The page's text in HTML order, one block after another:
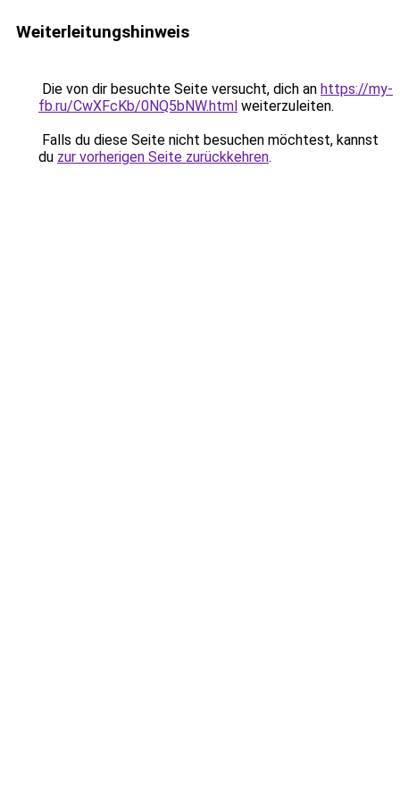
Weiterleitungshinweis
Die von dir besuchte Seite versucht, dich an https://my-
fb.ru/CwXFcKb/0NQ5bNW.html weiterzuleiten.
Falls du diese Seite nicht besuchen möchtest, kannst
du zur vorherigen Seite zurückkehren.